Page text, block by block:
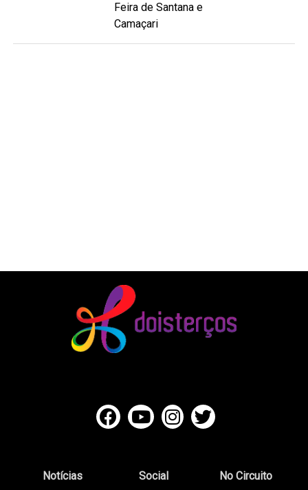
Feira de Santana e
Camaçari
Notícias Social No Circuito